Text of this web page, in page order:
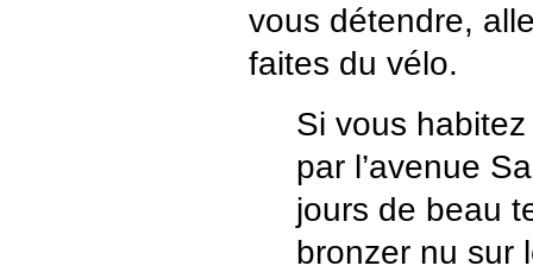
vous détendre,
faites du vélo.
Si vous
par l’avenue
jours de beau
bronzer nu sur